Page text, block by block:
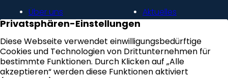
Über uns
Unser Leitbild
Presse und
Newsroom
Kundenstimmen
Aktuelles
Impressum
Datenschutz